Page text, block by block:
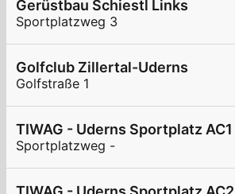
Gerüstbau Schiestl Links
Sportplatzweg 3
Golfclub Zillertal-Uderns
Golfstraße 1
TIWAG - Uderns Sportplatz AC1
Sportplatzweg -